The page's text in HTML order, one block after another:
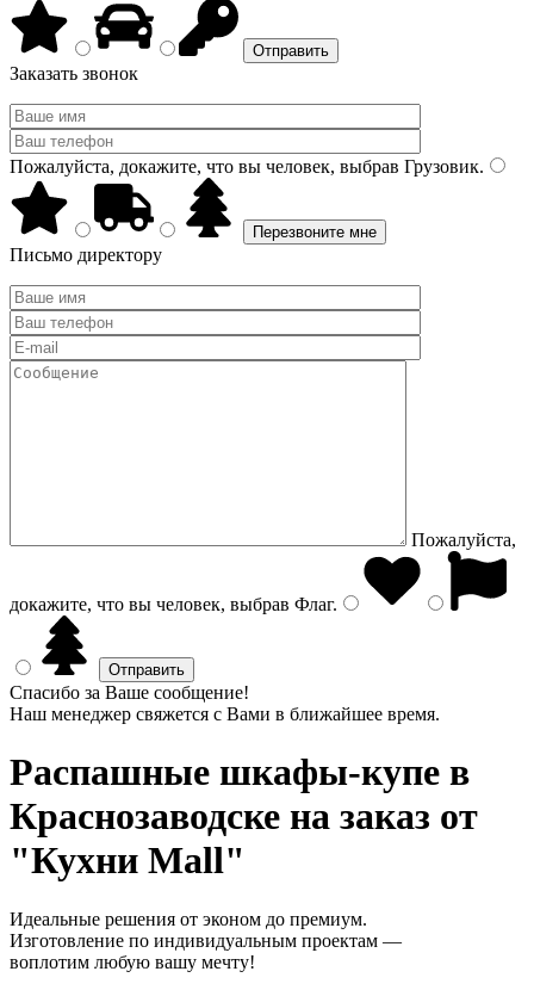
Заказать звонок
Пожалуйста, докажите, что вы человек, выбрав Грузовик.
Письмо директору
Пожалуйста,
докажите, что вы человек, выбрав Флаг.
Спасибо за Ваше сообщение!
Наш менеджер свяжется с Вами в ближайшее время.
Распашные шкафы-купе в
Краснозаводске на заказ от
"Кухни Mall"
Идеальные решения от эконом до премиум.
Изготовление по индивидуальным проектам —
воплотим любую вашу мечту!